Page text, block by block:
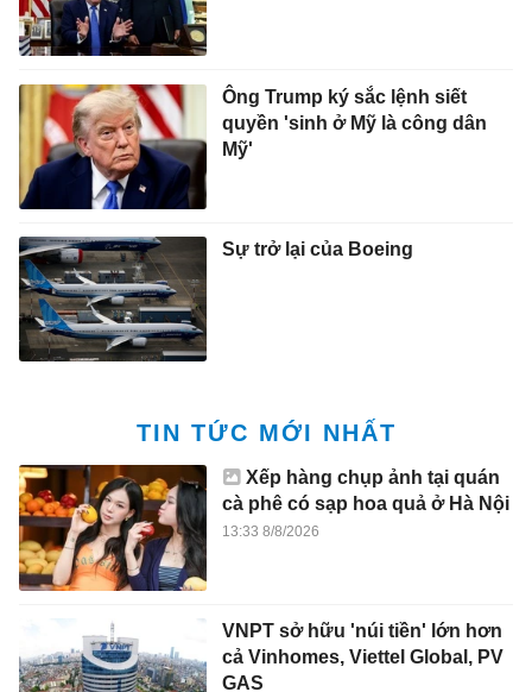
Ông Trump ký sắc lệnh siết
quyền 'sinh ở Mỹ là công dân
Mỹ'
Sự trở lại của Boeing
TIN TỨC MỚI NHẤT
Xếp hàng chụp ảnh tại quán
cà phê có sạp hoa quả ở Hà Nội
13:33 8/8/2026
VNPT sở hữu 'núi tiền' lớn hơn
cả Vinhomes, Viettel Global, PV
GAS